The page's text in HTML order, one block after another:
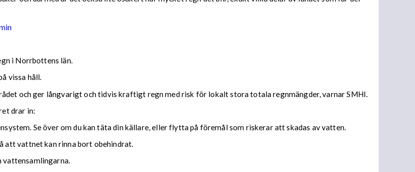
i Norrbottens län.
vissa håll.
och ger långvarigt och tidvis kraftigt regn med risk för lokalt stora totala regnmängder, varnar SMHI.
drar in:
Se över om du kan täta din källare, eller flytta på föremål som riskerar att skadas av vatten.
att vattnet kan rinna bort obehindrat.
vattensamlingarna.